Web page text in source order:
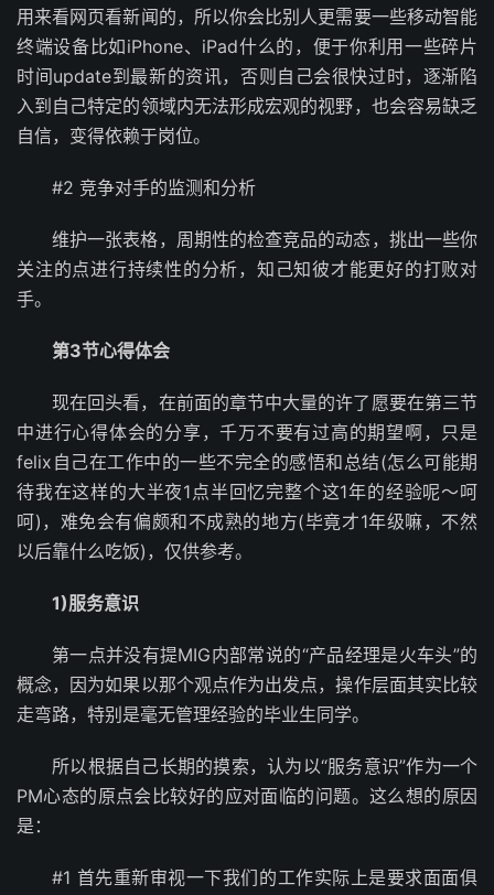
用来看网页看新闻的，所以你会比别人更需要一些移动智能
终端设备比如iPhone、iPad什么的，便于你利用一些碎片
时间update到最新的资讯，否则自己会很快过时，逐渐陷
入到自己特定的领域内无法形成宏观的视野，也会容易缺乏
自信，变得依赖于岗位。
#2 竞争对手的监测和分析
维护一张表格，周期性的检查竞品的动态，挑出一些你
关注的点进行持续性的分析，知己知彼才能更好的打败对
手。
第3节心得体会
现在回头看，在前面的章节中大量的许了愿要在第三节
中进行心得体会的分享，千万不要有过高的期望啊，只是
felix自己在工作中的一些不完全的感悟和总结(怎么可能期
待我在这样的大半夜1点半回忆完整个这1年的经验呢～呵
呵)，难免会有偏颇和不成熟的地方(毕竟才1年级嘛，不然
以后靠什么吃饭)，仅供参考。
1)服务意识
第一点并没有提MIG内部常说的“产品经理是火车头”的
概念，因为如果以那个观点作为出发点，操作层面其实比较
走弯路，特别是毫无管理经验的毕业生同学。
所以根据自己长期的摸索，认为以“服务意识”作为一个
PM心态的原点会比较好的应对面临的问题。这么想的原因
是：
#1 首先重新审视一下我们的工作实际上是要求面面俱